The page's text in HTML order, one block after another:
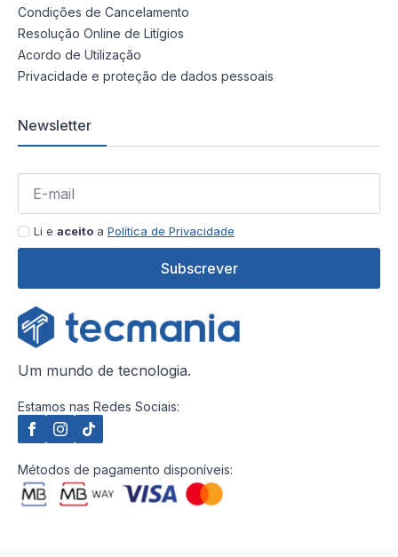
Condições de Cancelamento
Resolução Online de Litígios
Acordo de Utilização
Privacidade e proteção de dados pessoais
Newsletter
Li e aceito a Política de Privacidade
Subscrever
Um mundo de tecnologia.
Estamos nas Redes Sociais:
Métodos de pagamento disponíveis: